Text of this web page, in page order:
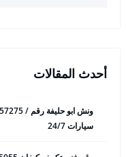
أحدث المقالات
سيارات 24/7